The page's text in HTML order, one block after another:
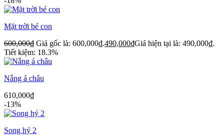
Mặt trời bé con
600,000₫ Giá gốc là: 600,000₫.490,000₫Giá hiện tại là: 490,000₫.
Tiết kiệm: 18.3%
Nắng á châu
610,000₫
-13%
Song hỷ 2